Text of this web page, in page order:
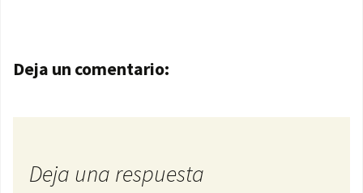
Navegación de entradas
Deja un comentario:
Deja una respuesta